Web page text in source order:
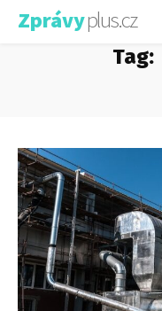
Zprávyplus.cz
Tag: